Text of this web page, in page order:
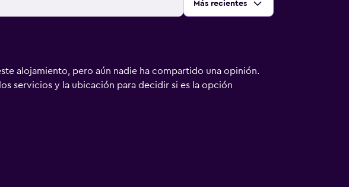
Ordenar por:
Más recientes
alojamiento, pero aún nadie ha compartido una opinión.
servicios y la ubicación para decidir si es la opción